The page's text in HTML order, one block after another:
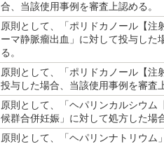
合、当該使用事例を審査上認める。
原則として、「ポリドカノール【注
ーマ静脈瘤出血」に対して投与した
る。
原則として、「ポリドカノール【注
投与した場合、当該使用事例を審査
原則として、「ヘパリンカルシウム
候群合併妊娠」に対して処方した場
原則として、「ヘパリンナトリウム